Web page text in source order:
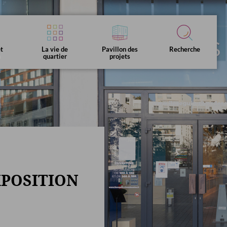
clésHistoire &
chronologie
La vie de
quartier
Equipements &
services publics
Fil d'info &
Pavillon des
projets
Vous êtes
Recherche
L'Ecole pilote du numérique